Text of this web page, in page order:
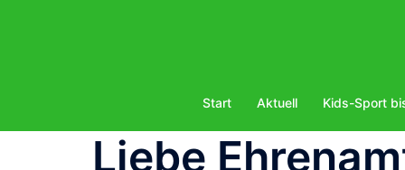
Start Aktuell Kids-Sport
Liebe